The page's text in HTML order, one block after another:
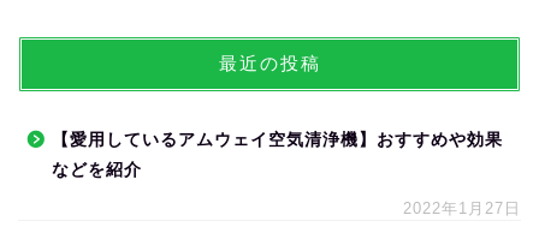
最近の投稿
【愛用しているアムウェイ空気清浄機】おすすめや効果
などを紹介
2022年1月27日